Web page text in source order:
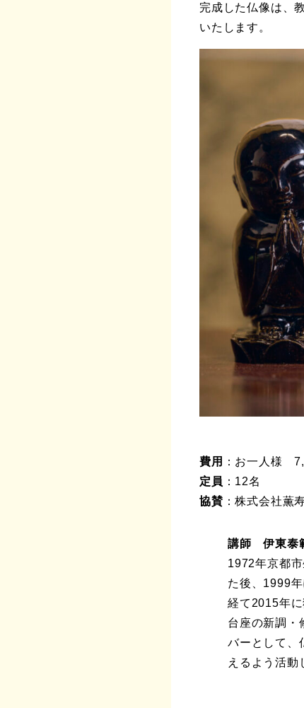
完成した仏像は、
いたします。
費用
：お一人様
定員 ：12名
協賛 ：株式会社薫
講師 伊東泰
1972年京都
た後、1999
経て2015年
台座の新調・
バーとして、
えるよう活動